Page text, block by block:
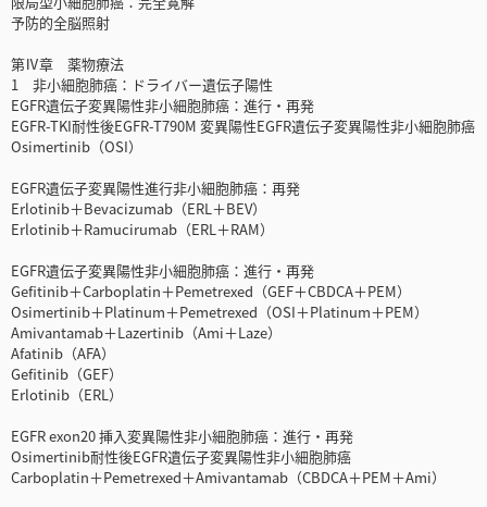
予防的全脳照射
第Ⅳ章 薬物療法
1 非小細胞肺癌：ドライバー遺伝子陽性
EGFR遺伝子変異陽性非小細胞肺癌：進行・再発
EGFR-TKI耐性後EGFR-T790M 変異陽性EGFR遺伝子変異陽性非小細胞肺癌
Osimertinib（OSI）
EGFR遺伝子変異陽性進行非小細胞肺癌：再発
Erlotinib＋Bevacizumab（ERL＋BEV）
Erlotinib＋Ramucirumab（ERL＋RAM）
EGFR遺伝子変異陽性非小細胞肺癌：進行・再発
Gefitinib＋Carboplatin＋Pemetrexed（GEF＋CBDCA＋PEM）
Osimertinib＋Platinum＋Pemetrexed（OSI＋Platinum＋PEM）
Amivantamab＋Lazertinib（Ami＋Laze）
Afatinib（AFA）
Gefitinib（GEF）
Erlotinib（ERL）
EGFR exon20 挿入変異陽性非小細胞肺癌：進行・再発
Osimertinib耐性後EGFR遺伝子変異陽性非小細胞肺癌
Carboplatin＋Pemetrexed＋Amivantamab（CBDCA＋PEM＋Ami）